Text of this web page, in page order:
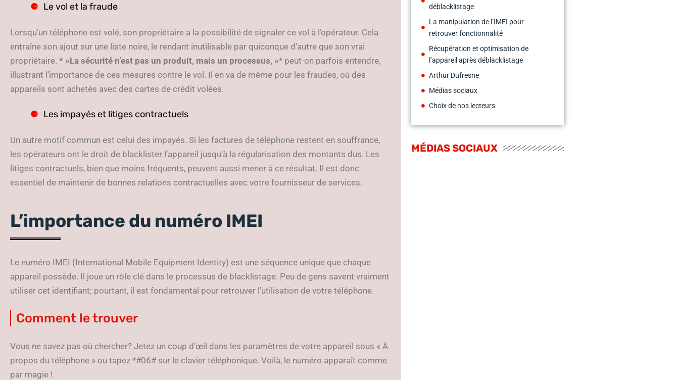
Le vol et la fraude
Lorsqu’un téléphone est volé, son propriétaire a la possibilité de signaler ce vol à l’opérateur. Cela
entraîne son ajout sur une liste noire, le rendant inutilisable par quiconque d’autre que son vrai
propriétaire. * »La sécurité n’est pas un produit, mais un processus, »* peut-on parfois entendre,
illustrant l’importance de ces mesures contre le vol. Il en va de même pour les fraudes, où des
appareils sont achetés avec des cartes de crédit volées.
Les impayés et litiges contractuels
Un autre motif commun est celui des impayés. Si les factures de téléphone restent en souffrance,
les opérateurs ont le droit de blacklister l’appareil jusqu’à la régularisation des montants dus. Les
litiges contractuels, bien que moins fréquents, peuvent aussi mener à ce résultat. Il est donc
essentiel de maintenir de bonnes relations contractuelles avec votre fournisseur de services.
L’importance du numéro IMEI
Le numéro IMEI (International Mobile Equipment Identity) est une séquence unique que chaque
appareil possède. Il joue un rôle clé dans le processus de blacklistage. Peu de gens savent vraiment
utiliser cet identifiant; pourtant, il est fondamental pour retrouver l’utilisation de votre téléphone.
Comment le trouver
Vous ne savez pas où chercher? Jetez un coup d’œil dans les paramètres de votre appareil sous « À
propos du téléphone » ou tapez *#06# sur le clavier téléphonique. Voilà, le numéro apparaît comme
par magie !
déblacklistage
La manipulation de l’IMEI pour
retrouver fonctionnalité
Récupération et optimisation de
l’appareil après déblacklistage
Arthur Dufresne
Médias sociaux
Choix de nos lecteurs
MÉDIAS SOCIAUX